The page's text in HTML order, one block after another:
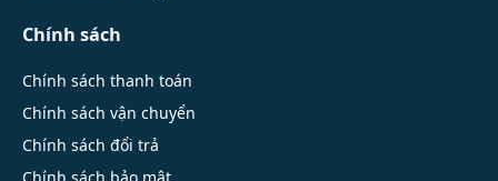
Chính sách
Chính sách thanh toán
Chính sách vận chuyển
Chính sách đổi trả